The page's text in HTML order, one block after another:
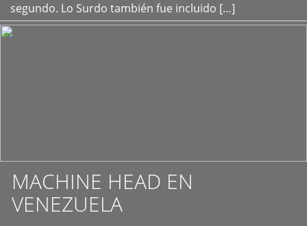
segundo. Lo Surdo también fue incluido […]
MACHINE HEAD EN
VENEZUELA